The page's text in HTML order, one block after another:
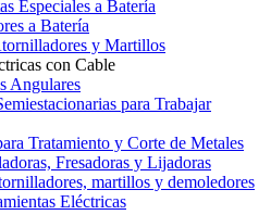
Especiales a Batería
a Batería
y Martillos
con Cable
Angulares
para Trabajar
Tratamiento y Corte de Metales
Fresadoras y Lijadoras
martillos y demoledores
Eléctricas